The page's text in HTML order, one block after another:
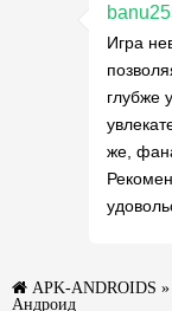
Игра
глубже
же,
APK-ANDROIDS »
Андроид